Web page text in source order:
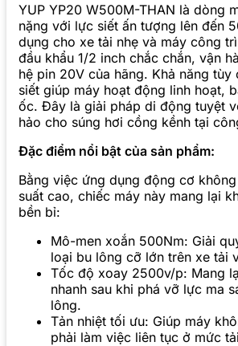
YUP YP20 W500M-THAN là dòng
nặng với lực siết ấn tượng lên đến
dụng cho xe tải nhẹ và máy công
đầu khẩu 1/2 inch chắc chắn, vận
hệ pin 20V của hãng. Khả năng
siết giúp máy hoạt động linh hoạt,
ốc. Đây là giải pháp di động tuyệt
hảo cho súng hơi cồng kềnh tại
Đặc điểm nổi bật của sản phẩm:
Bằng việc ứng dụng động cơ
suất cao, chiếc máy này mang lại
bền bỉ:
Mô-men xoắn 500Nm: Giải
loại bu lông cỡ lớn trên xe tải
Tốc độ xoay 2500v/p: Mang
nhanh sau khi phá vỡ lực ma
lông.
Tản nhiệt tối ưu: Giúp máy
phải làm việc liên tục ở mức